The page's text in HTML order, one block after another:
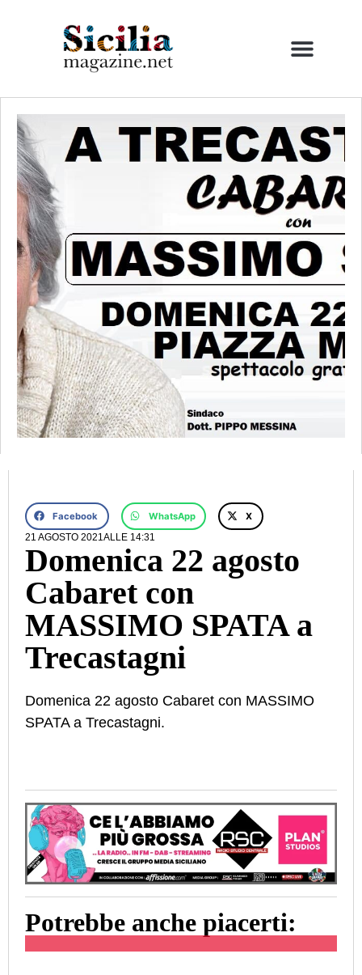
Facebook WhatsApp
X
21 AGOSTO 2021 ALLE 14:31
Domenica 22 agosto
Cabaret con
MASSIMO SPATA a
Trecastagni
Domenica 22 agosto Cabaret con MASSIMO
SPATA a Trecastagni.
Potrebbe anche piacerti: